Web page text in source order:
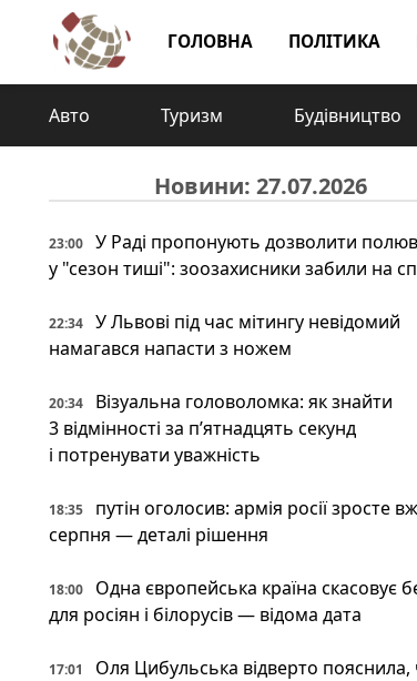
ГОЛОВНА ПОЛІТИКА
Авто Туризм Будівництво
Новини: 27.07.2026
23:00
У Раді пропонують дозволити
у "сезон тиші": зоозахисники забили на
22:34
У Львові під час мітингу невідомий
намагався напасти з ножем
20:34
Візуальна головоломка: як знайти
3 відмінності за п’ятнадцять секунд
і потренувати уважність
18:35
путін оголосив: армія росії зросте
серпня — деталі рішення
18:00
Одна європейська країна скасовує
для росіян і білорусів — відома дата
17:01
Оля Цибульська відверто